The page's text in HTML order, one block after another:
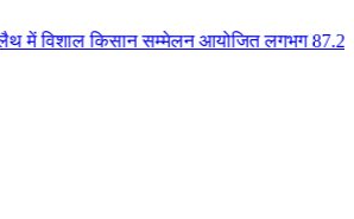
लगभग 87.21 करोड़ लागत के 41